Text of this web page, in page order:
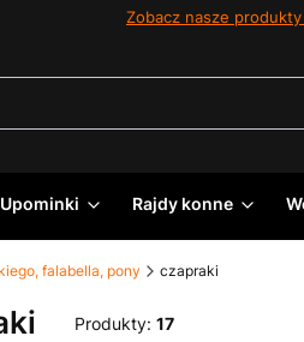
Zobacz nasze
Upominki Rajdy konne
falabella, pony czapraki
Produkty: 17